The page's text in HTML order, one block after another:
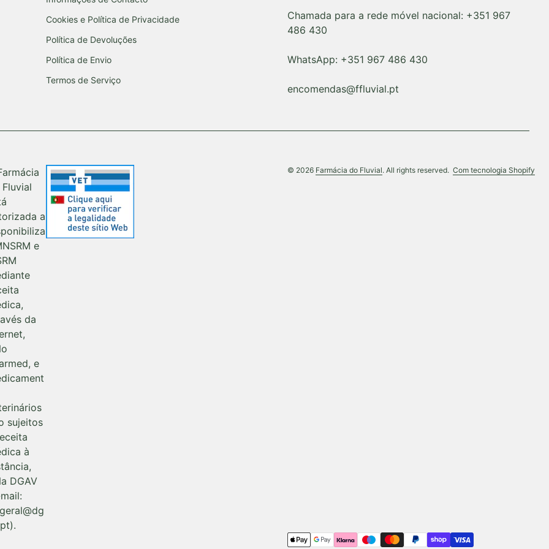
Cookies e Política de Privacidade
Política de Devoluções
Política de Envio
Termos de Serviço
Chamada para a rede móvel nacional: +351 967
486 430
WhatsApp: +351 967 486 430
encomendas@ffluvial.pt
a
e
da
e
sujeitos
à
DGAV
© 2026 Farmácia do Fluvial. All rights reserved.Com tecnologia Shopify
Métodos de pagamento